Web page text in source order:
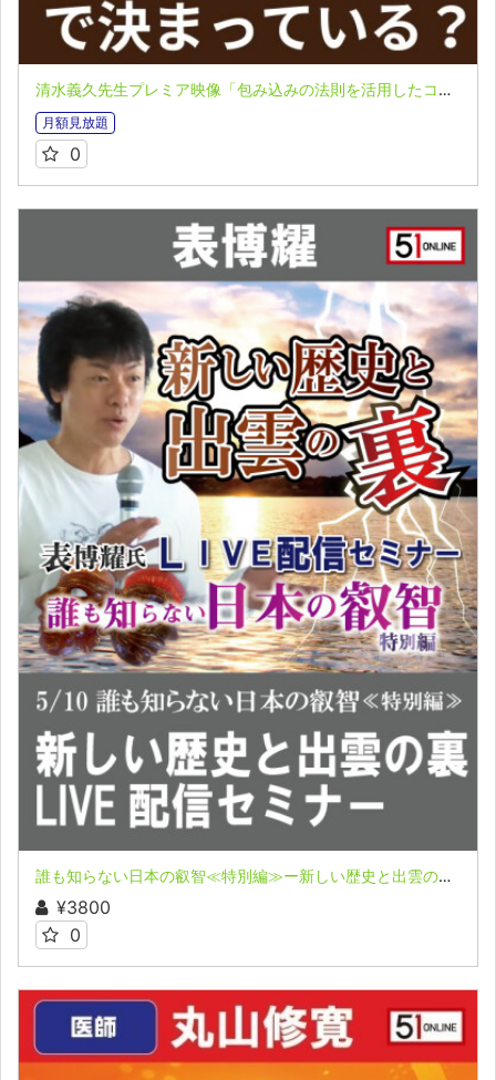
清水義久先生プレミア映像「包み込みの法則を活用したコーチング」第２回 VOL.１：人の運命は誕生日で決まっている！？
月額見放題
0
誰も知らない日本の叡智≪特別編≫ー新しい歴史と出雲の裏ー 表博耀氏LIVE配信セミナー収録映像
¥3800
0